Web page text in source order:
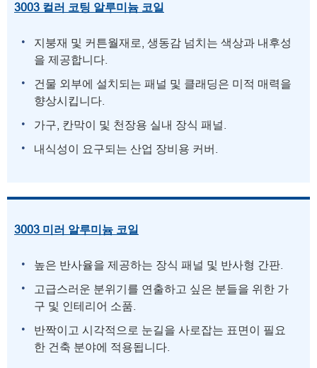
3003 컬러 코팅 알루미늄 코일
지붕재 및 커튼월재로, 생동감 넘치는 색상과 내후성
을 제공합니다.
건물 외부에 설치되는 패널 및 클래딩은 미적 매력을
향상시킵니다.
가구, 칸막이 및 천장용 실내 장식 패널.
내식성이 요구되는 산업 장비용 커버.
3003 미러 알루미늄 코일
높은 반사율을 제공하는 장식 패널 및 반사형 간판.
고급스러운 분위기를 연출하고 싶은 분들을 위한 가
구 및 인테리어 소품.
반짝이고 시각적으로 눈길을 사로잡는 표면이 필요
한 건축 분야에 적용됩니다.